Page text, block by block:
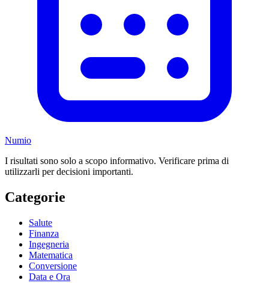
Numio
I risultati sono solo a scopo informativo. Verificare prima di
utilizzarli per decisioni importanti.
Categorie
Salute
Finanza
Ingegneria
Matematica
Conversione
Data e Ora